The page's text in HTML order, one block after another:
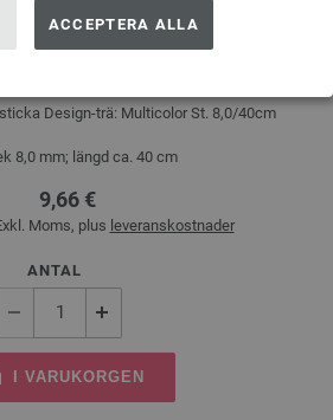
ACCEPTERA ALLA
Design-trä: Multicolor St. 8,0/40cm
8,0 mm; längd ca. 40 cm
9,66 €
Moms, plus leveranskostnader
ANTAL
I VARUKORGEN